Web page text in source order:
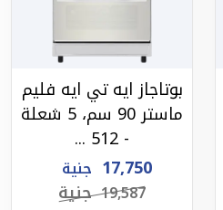
بوتاجاز ايه تي ايه فليم
ماستر 90 سم، 5 شعلة
- 512 ...
17,750 جنية
19,587 جنية